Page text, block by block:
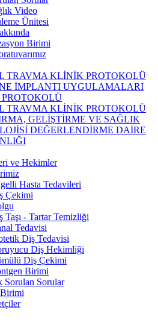
Video
Ünitesi
Birimi
TRAVMA KLİNİK PROTOKOLÜ
İMPLANTI UYGULAMALARI
TRAVMA KLİNİK PROTOKOLÜ
GELİŞTİRME VE SAĞLIK
DEĞERLENDİRME DAİRE
ve Hekimler
Hasta Tedavileri
Çekimi
Taşı - Tartar Temizliği
Tedavisi
Diş Tedavisi
Diş Hekimliği
Diş Çekimi
Birimi
Sorulan Sorular